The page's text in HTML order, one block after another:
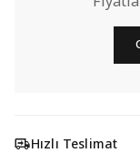
Hızlı Teslimat